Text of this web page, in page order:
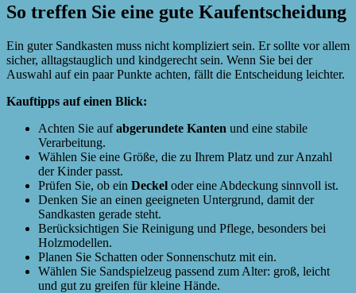
So treffen Sie eine gute Kaufentscheidung
Ein guter Sandkasten muss nicht kompliziert sein. Er sollte vor allem
sicher, alltagstauglich und kindgerecht sein. Wenn Sie bei der
Auswahl auf ein paar Punkte achten, fällt die Entscheidung leichter.
Kauftipps auf einen Blick:
Achten Sie aufabgerundete Kanten und eine stabile
Verarbeitung.
Wählen Sie eine Größe, die zu Ihrem Platz und zur Anzahl
der Kinder passt.
Prüfen Sie, ob ein Deckel oder eine Abdeckung sinnvoll ist.
Denken Sie an einen geeigneten Untergrund, damit der
Sandkasten gerade steht.
Berücksichtigen Sie Reinigung und Pflege, besonders bei
Holzmodellen.
Planen Sie Schatten oder Sonnenschutz mit ein.
Wählen Sie Sandspielzeug passend zum Alter: groß, leicht
und gut zu greifen für kleine Hände.